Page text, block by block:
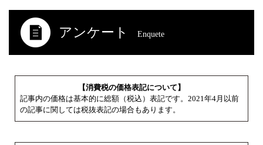
アンケート Enquete
【消費税の価格表記について】
記事内の価格は基本的に総額（税込）表記です。2021年4月以前
の記事に関しては税抜表記の場合もあります。